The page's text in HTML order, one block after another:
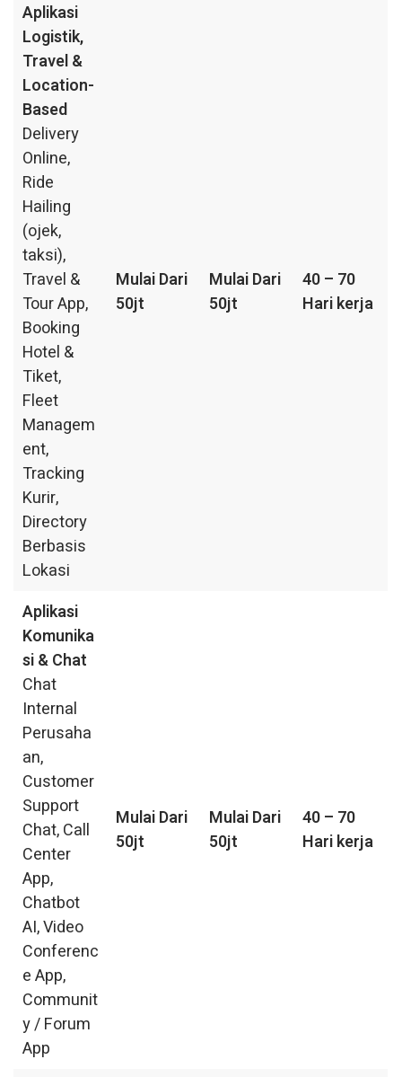
Aplikasi
Logistik,
Travel &
Location-
Based
Delivery
Online,
Ride
Hailing
(ojek,
taksi),
Travel &
Tour App,
Booking
Hotel &
Tiket,
Fleet
Managem
ent,
Tracking
Kurir,
Directory
Berbasis
Lokasi
Mulai Dari
50jt
Mulai Dari
50jt
40 – 70
Hari kerja
Aplikasi
Komunika
si & Chat
Chat
Internal
Perusaha
an,
Customer
Support
Chat, Call
Center
App,
Chatbot
AI, Video
Conferenc
e App,
Communit
y / Forum
App
Mulai Dari
50jt
Mulai Dari
50jt
40 – 70
Hari kerja